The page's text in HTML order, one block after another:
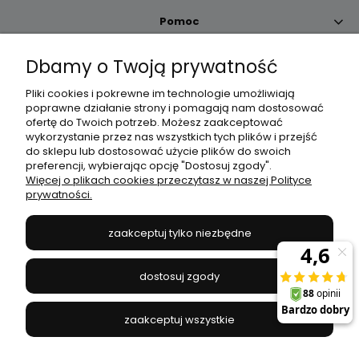
Pomoc
Moje konto
Płatności i dostawa
Informacje
JANEX
669-050-03-43
504 545 749//E-mail:sklep@janexmarket.pl
Dbamy o Twoją prywatność
Pliki cookies i pokrewne im technologie umożliwiają
poprawne działanie strony i pomagają nam dostosować
ofertę do Twoich potrzeb. Możesz zaakceptować
wykorzystanie przez nas wszystkich tych plików i przejść
do sklepu lub dostosować użycie plików do swoich
preferencji, wybierając opcję "Dostosuj zgody".
Więcej o plikach cookies przeczytasz w naszej Polityce
prywatności.
zaakceptuj tylko niezbędne
dostosuj zgody
zaakceptuj wszystkie